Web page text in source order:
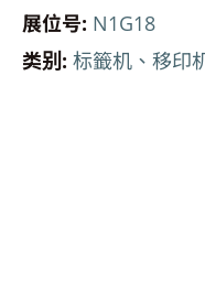
展位号: N1G18
类别: 标籤机、移印